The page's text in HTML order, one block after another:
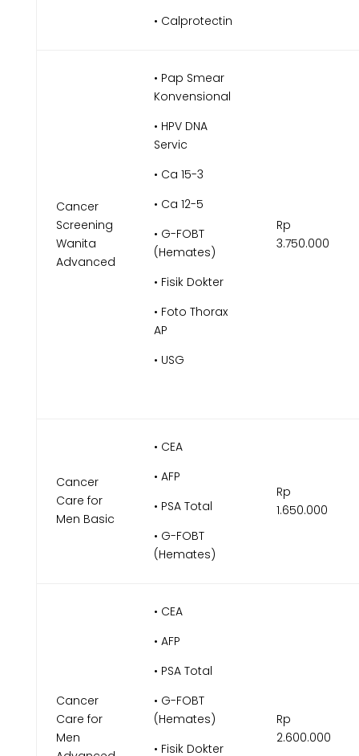
• Calprotectin
Cancer
Screening
Wanita
Advanced
• Pap Smear
Konvensional
• HPV DNA
Servic
• Ca 15-3
• Ca 12-5
• G-FOBT
(Hemates)
• Fisik Dokter
• Foto Thorax
AP
• USG
Rp
3.750.000
Cancer
Care for
Men Basic
• CEA
• AFP
• PSA Total
• G-FOBT
(Hemates)
Rp
1.650.000
Cancer
Care for
Men
• CEA
• AFP
• PSA Total
• G-FOBT
(Hemates)
• Fisik Dokter
Rp
2.600.000